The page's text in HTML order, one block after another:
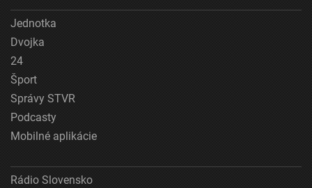
Jednotka
Dvojka
24
Šport
Správy STVR
Podcasty
Mobilné aplikácie
Rádio Slovensko